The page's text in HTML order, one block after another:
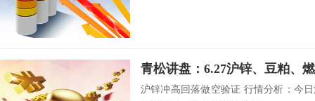
沪锌冲高回落做空验证 行情分析：今